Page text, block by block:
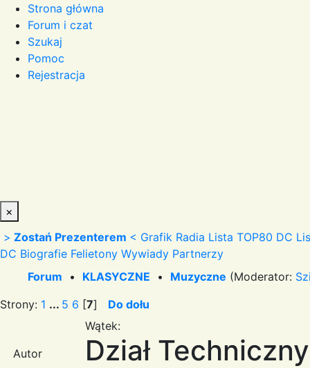
Strona główna
Forum i czat
Szukaj
Pomoc
Rejestracja
×
> Zostań Prezenterem < Grafik Radia Lista TOP80 DC
DC Biografie Felietony Wywiady Partnerzy
Forum • KLASYCZNE • Muzyczne (Moderator:
Strony: 1 ... 5 6 [7] Do dołu
Autor
Wątek:
Dział Techniczny